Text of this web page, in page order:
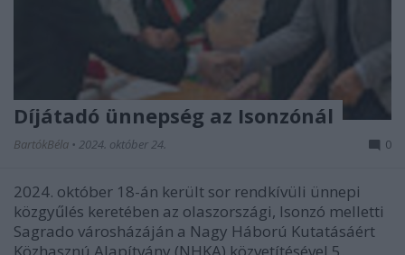
Díjátadó ünnepség az Isonzónál
BartókBéla • 2024. október 24. 0
2024. október 18-án került sor rendkívüli ünnepi
közgyűlés keretében az olaszországi, Isonzó melletti
Sagrado városházáján a Nagy Háború Kutatásáért